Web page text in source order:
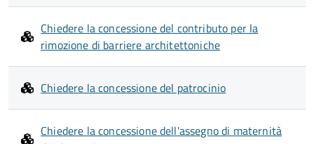
Chiedere la concessione del contributo per la
rimozione di barriere architettoniche
Chiedere la concessione del patrocinio
Chiedere la concessione dell'assegno di maternità